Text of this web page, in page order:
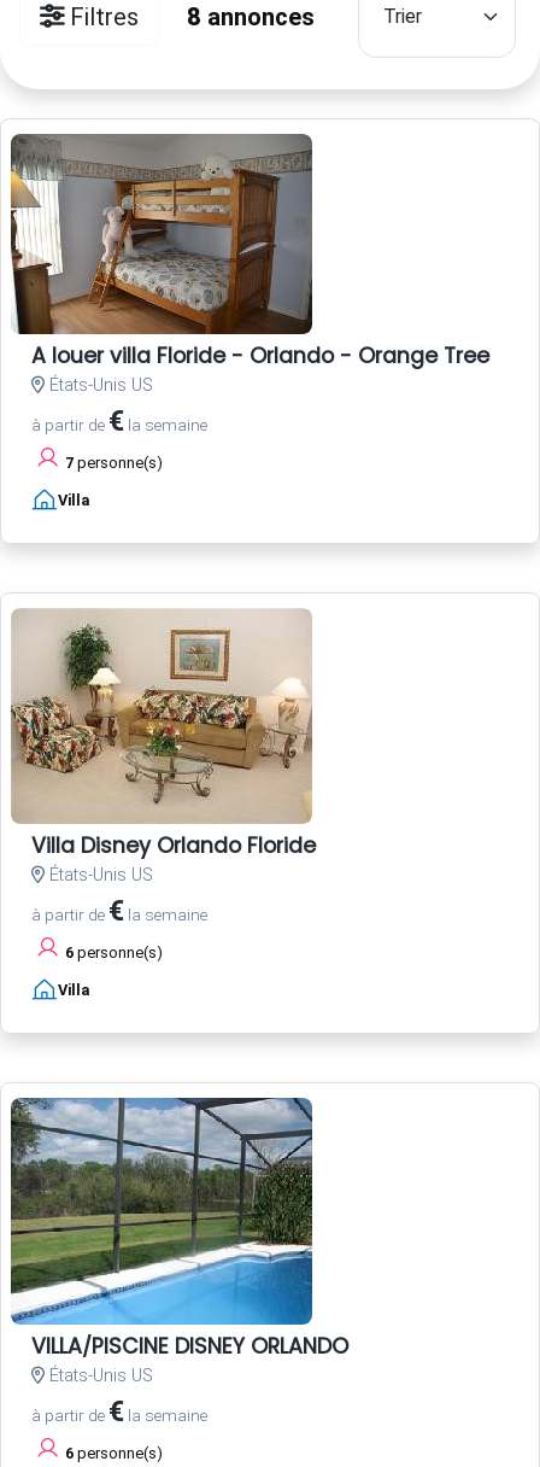
Filtres 8 annonces
A louer villa Floride - Orlando - Orange Tree
États-Unis US
à partir de € la semaine
7 personne(s)
Villa
Villa Disney Orlando Floride
États-Unis US
à partir de € la semaine
6 personne(s)
Villa
VILLA/PISCINE DISNEY ORLANDO
États-Unis US
à partir de € la semaine
6 personne(s)